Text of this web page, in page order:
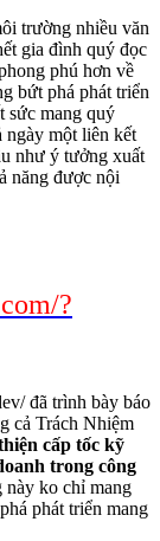
trường nhiều văn
gia đình quý đọc
phú hơn về
bứt phá phát triển
sức mang quý
ngày một liên kết
như ý tưởng xuất
năng được nội
?
đã trình bày báo
cả Trách Nhiệm
cấp tốc kỹ
trong công
này ko chỉ mang
phát triển mang